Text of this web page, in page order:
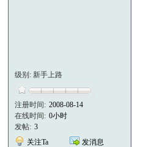
级别: 新手上路
注册时间: 2008-08-14
在线时间: 0小时
发帖: 3
关注Ta
发消息